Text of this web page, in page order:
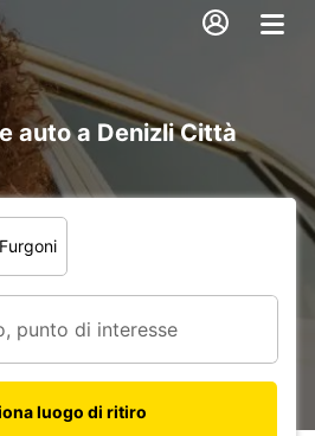
auto a Denizli Città
Furgoni
luogo di ritiro